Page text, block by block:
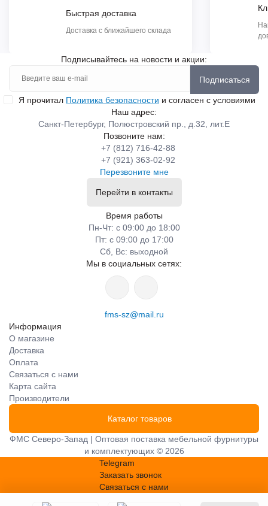
Быстрая доставка
Доставка с ближайшего склада
Подписывайтесь на новости и акции:
Подписаться
Я прочитал Политика безопасности и согласен с условиями
Наш адрес:
Санкт-Петербург, Полюстровский пр., д.32, лит.Е
Позвоните нам:
+7 (812) 716-42-88
+7 (921) 363-02-92
Перезвоните мне
Перейти в контакты
Время работы
Пн-Чт: с 09:00 до 18:00
Пт: с 09:00 до 17:00
Сб, Вс: выходной
Мы в социальных сетях:
fms-sz@mail.ru
Информация
О магазине
Доставка
Оплата
Связаться с нами
Карта сайта
Производители
Каталог товаров
ФМС Северо-Запад | Оптовая поставка мебельной фурнитуры
и комплектующих © 2026
Telegram
Заказать звонок
Связаться с нами